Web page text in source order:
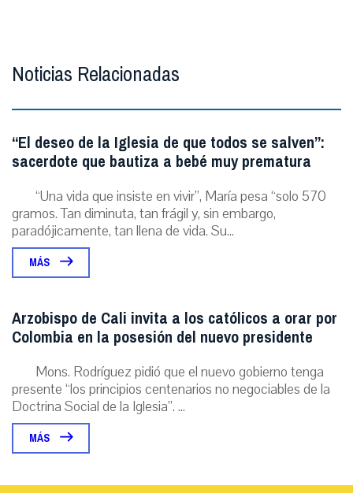
Noticias Relacionadas
“El deseo de la Iglesia de que todos se salven”:
sacerdote que bautiza a bebé muy prematura
“Una vida que insiste en vivir”, María pesa “solo 570
gramos. Tan diminuta, tan frágil y, sin embargo,
paradójicamente, tan llena de vida. Su...
MÁS
Arzobispo de Cali invita a los católicos a orar por
Colombia en la posesión del nuevo presidente
Mons. Rodríguez pidió que el nuevo gobierno tenga
presente “los principios centenarios no negociables de la
Doctrina Social de la Iglesia”. ...
MÁS